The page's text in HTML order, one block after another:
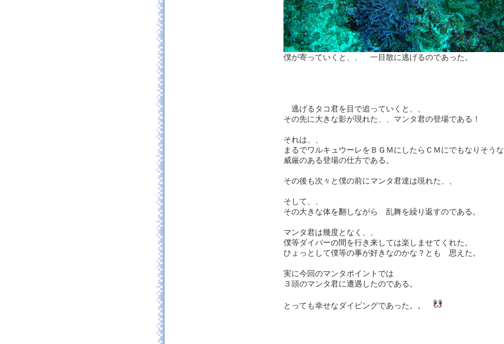
僕が寄っていくと、、 一目散に逃げるのであった。
逃げるタコ君を目で追っていくと、、
その先に大きな影が現れた、、マンタ君の登場である！
それは、、
まるでワルキュウーレをＢＧＭにしたらＣＭにでもなりそうな
威厳のある登場の仕方である。
その後も次々と僕の前にマンタ君達は現れた、、
そして、、
その大きな体を翻しながら 乱舞を繰り返すのである。
マンタ君は幾度となく、、
僕等ダイバーの間を行き来しては楽しませてくれた。
ひょっとして僕等の事が好きなのかな？とも 思えた。
実に今回のマンタポイントでは
３頭のマンタ君に遭遇したのである。
とっても幸せなダイビングであった。。